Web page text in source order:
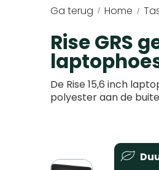
Ga terug / Home
Rise GRS
De Rise 15,6 inch
polyester aan de